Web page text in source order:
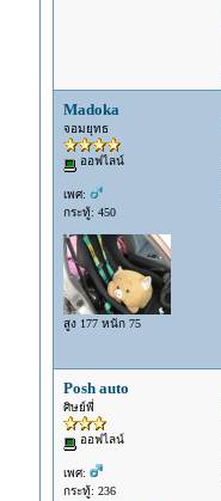
Madoka
จอมยุทธ
ออฟไลน์
เพศ:
กระทู้: 450
สูง 177 หนัก 75
Posh auto
ศิษย์พี่
ออฟไลน์
เพศ:
กระทู้: 236